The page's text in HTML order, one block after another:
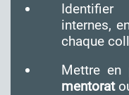
internes,
chaque
Mettre en
mentorat